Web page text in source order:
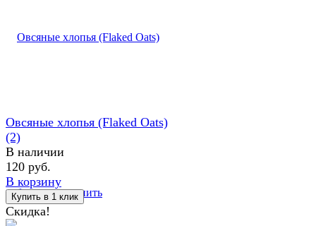
избранное сравнить
Овсяные хлопья (Flaked Oats)
(2)
В наличии
120 руб.
В корзину
Скидка!